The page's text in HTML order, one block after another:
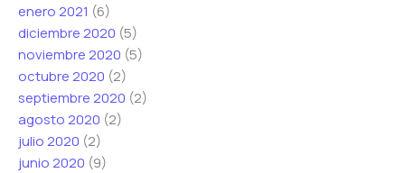
enero 2021 (6)
diciembre 2020 (5)
noviembre 2020 (5)
octubre 2020 (2)
septiembre 2020 (2)
agosto 2020 (2)
julio 2020 (2)
junio 2020 (9)